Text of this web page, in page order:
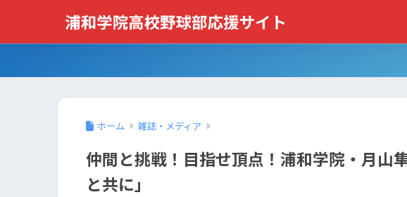
ホーム 雑誌・メディア
仲間と挑戦！目指せ頂点！浦和学院・月山
と共に」